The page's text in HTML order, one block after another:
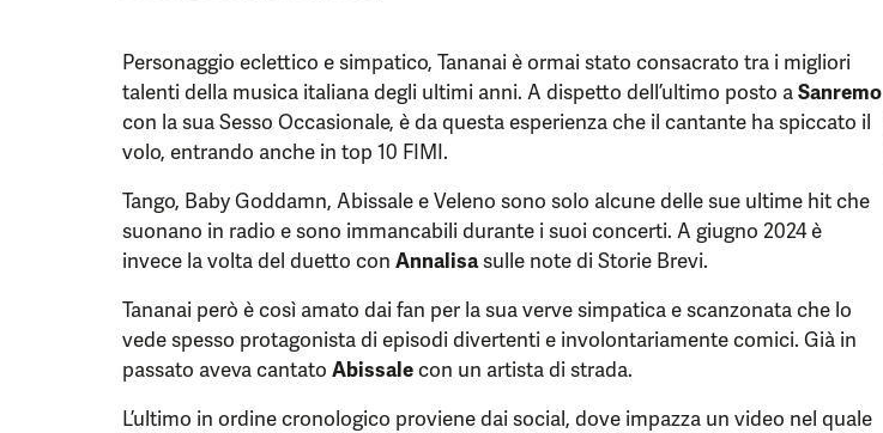
Personaggio eclettico e simpatico, Tananai è ormai stato consacrato tra i migliori
talenti della musica italiana degli ultimi anni. A dispetto dell’ultimo posto aSanremo
con la sua Sesso Occasionale, è da questa esperienza che il cantante ha spiccato il
volo, entrando anche in top 10 FIMI.
Tango, Baby Goddamn, Abissale e Veleno sono solo alcune delle sue ultime hit che
suonano in radio e sono immancabili durante i suoi concerti. A giugno 2024 è
invece la volta del duetto con Annalisasulle note di Storie Brevi.
Tananai però è così amato dai fan per la sua verve simpatica e scanzonata che lo
vede spesso protagonista di episodi divertenti e involontariamente comici. Già in
passato aveva cantato Abissalecon un artista di strada.
L’ultimo in ordine cronologico proviene dai social, dove impazza un video nel quale